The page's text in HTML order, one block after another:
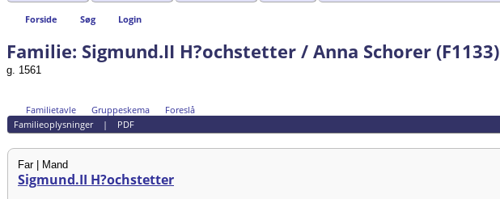
Forside Søg Login
Familie: Sigmund.II H?ochstetter / Anna Schorer (F1133)
g. 1561
Familietavle Gruppeskema
Foreslå
Familieoplysninger| PDF
Far | Mand
Sigmund.II H?ochstetter